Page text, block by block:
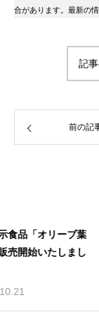
合があります。最新の
記
前の記
「北海道産フリー
きわり納豆」販売